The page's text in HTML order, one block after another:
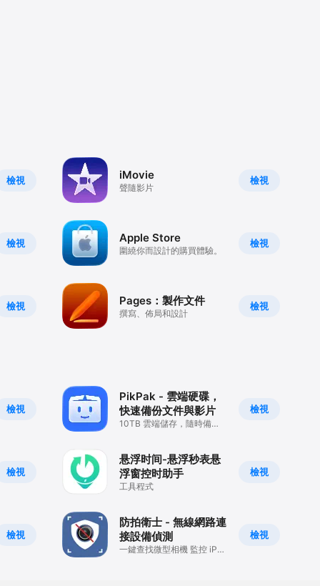
檢視
檢視
檢視
檢視
iMovie
聲隨影片
檢視
Apple Store
圍繞你而設計的購買體驗。
檢視
Pages：製作文件
撰寫、佈局和設計
檢視
檢視
檢視
檢視
PikPak - 雲端硬碟，
快速備份文件與影片
10TB 雲端儲存，隨時備
檢視
悬浮时间-悬浮秒表悬
浮窗控时助手
工具程式
檢視
防拍衛士 - 無線網路連
接設備偵測
一鍵查找微型相機 監控 iPad